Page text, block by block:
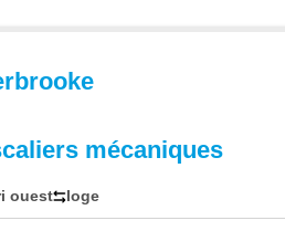
mécaniques
ouest loge